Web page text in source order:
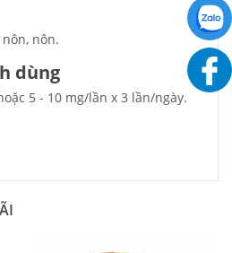
nôn.
dùng
5 - 10 mg/lần x 3 lần/ngày.